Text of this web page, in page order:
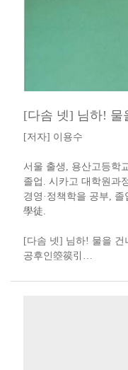
[다솜 넷] 님하! 물
[저자] 이용수 ​​
서울 출생, 용산고등학
졸업. 시카고 대학원과
경영·정책학을 공부,
學徒​.​​​​
[다솜 넷] 님하! 물을 건
공후인箜篌引​…